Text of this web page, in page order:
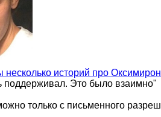
историй про
поддерживал. Это было взаимно"
только с письменного